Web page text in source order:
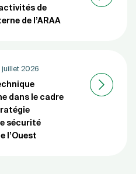
de
de l’ARAA
juillet 2026
dans le cadre
sécurité
l’Ouest